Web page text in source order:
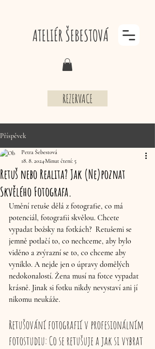
ATELIÉR ŠEBESTOVÁ
REZERVACE
Příspěvek
Retuš nebo Realita? Jak (Ne)poznat
Skvělého Fotografa.
Petra Šebestová
18. 8. 2024Minut čtení: 5
Umění retuše dělá z fotografie, co má
potenciál, fotografii skvělou. Chcete
vypadat božsky na fotkách?  Retušemi se
jemně potlačí to, co nechceme, aby bylo
viděno a zvýrazní se to, co chceme aby
vyniklo. A nejde jen o úpravy domělých
nedokonalostí. Žena musí na fotce vypadat
krásně. Jinak si fotku nikdy nevystaví ani jí
nikomu neukáže.
Retušování fotografií v profesionálním
fotostudiu: Co se retušuje a jak si vybrat